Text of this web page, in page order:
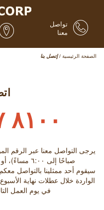
تواصل
معنا
الصفحة الرئيسية / إتصل بنا
٨١٠٠ ٢٩٧ ٠١١
صباحًا إلى ٦:۰۰ مساءً)، أو بدلاً من ذلك تعبئة النموذج أدناه.
سيقوم أحد ممثلينا بالتواصل
الواردة خلال عطلات نهاية
في يوم العمل